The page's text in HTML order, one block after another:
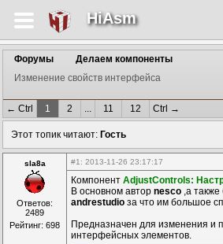
HiAsm
Форумы
Делаем компоненты
Изменение свойств интерфейса
← Ctrl 1 2 ... 11 12 Ctrl →
Этот топик читают: Гость
sla8a
Ответов:
2489
Рейтинг: 698
#1 : 2013-11-26 23:17:17
Компонент AdjustControls:
В основном автор nesco ,а
andrestudio за что им большое
Предназначен для изменения и
интерфейсных элементов.